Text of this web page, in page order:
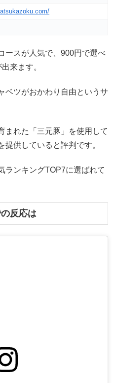
ースが人気で、900円で選べ
来ます。
ベツがおかわり自由というサ
まれた「三元豚」を使用して
供していると評判です。
ランキングTOP7に選ばれて
反応は